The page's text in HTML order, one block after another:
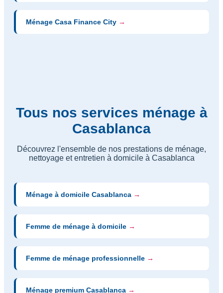
Ménage Casa Finance City →
Tous nos services ménage à
Casablanca
Découvrez l'ensemble de nos prestations de ménage,
nettoyage et entretien à domicile à Casablanca
Ménage à domicile Casablanca →
Femme de ménage à domicile →
Femme de ménage professionnelle →
Ménage premium Casablanca →